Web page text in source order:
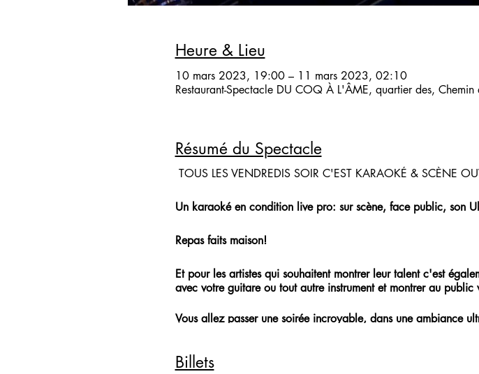
Heure & Lieu
10 mars 2023, 19:00 – 11 mars 2023, 02:10
Restaurant-Spectacle DU COQ À L'ÂME, quartier des,
Résumé du Spectacle
TOUS LES VENDREDIS SOIR C'EST KARAOKÉ & SCÈNE
Un karaoké en condition live pro: sur scène, face public, son
Repas faits maison!
Et pour les artistes qui souhaitent montrer leur talent c'est
avec votre guitare ou tout autre instrument et montrer au public
Vous allez passer une soirée incroyable, dans une ambiance
19h - 00h30
Billets